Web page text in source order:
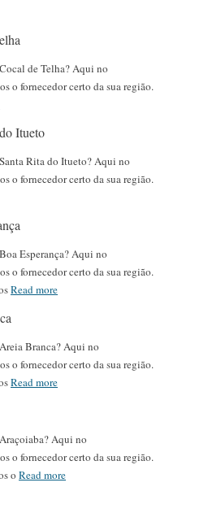
de Telha? Aqui no
o fornecedor certo da sua região.
Itueto
Rita do Itueto? Aqui no
o fornecedor certo da sua região.
Esperança? Aqui no
o fornecedor certo da sua região.
Read more
Branca? Aqui no
o fornecedor certo da sua região.
Read more
Aqui no
o fornecedor certo da sua região.
o Read more